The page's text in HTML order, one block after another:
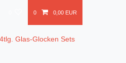
0 0,00 EUR
4tlg. Glas-Glocken Sets